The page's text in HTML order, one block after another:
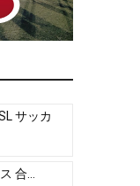
サッカ
合...